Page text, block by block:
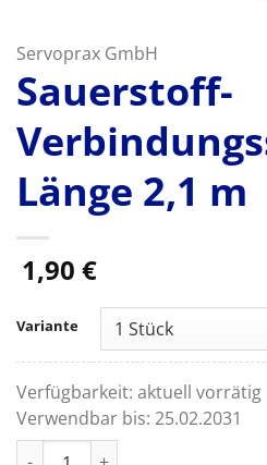
Servoprax GmbH
Sauerstoff-
Länge 2,1 m
1,90 €
Variante
Verfügbarkeit: aktuell vorrätig
Verwendbar bis: 25.02.2031